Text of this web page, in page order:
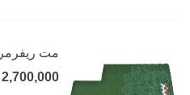
مت ریفرمر WAX سبز
2,700,000 تومان